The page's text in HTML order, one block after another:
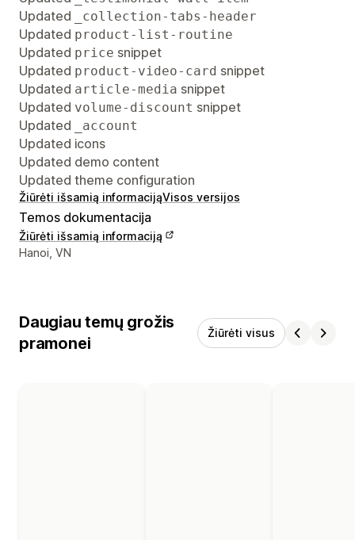
Updated _collection-tabs-header
Updated product-list-routine
Updated price snippet
Updated product-video-card snippet
Updated article-media snippet
Updated volume-discount snippet
Updated
_account
Updated icons
Updated demo content
Updated theme configuration
Žiūrėti išsamią informacijąVisos versijos
Temos dokumentacija
Žiūrėti išsamią informaciją
Kūrėjo kontaktiniai duomenys
Hanoi, VN
Daugiau temų grožis
pramonei
Žiūrėti visus